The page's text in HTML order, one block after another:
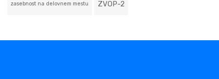
zasebnost na delovnem mestu ZVOP-2